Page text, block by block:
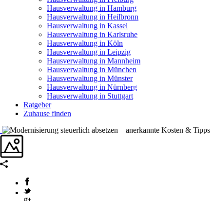
Hausverwaltung in Hamburg
Hausverwaltung in Heilbronn
Hausverwaltung in Kassel
Hausverwaltung in Karlsruhe
Hausverwaltung in Köln
Hausverwaltung in Leipzig
Hausverwaltung in Mannheim
Hausverwaltung in München
Hausverwaltung in Münster
Hausverwaltung in Nürnberg
Hausverwaltung in Stuttgart
Ratgeber
Zuhause finden